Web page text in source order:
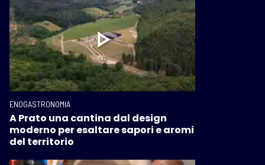
ENOGASTRONOMIA
A Prato una cantina dal design
moderno per esaltare sapori e aromi
del territorio